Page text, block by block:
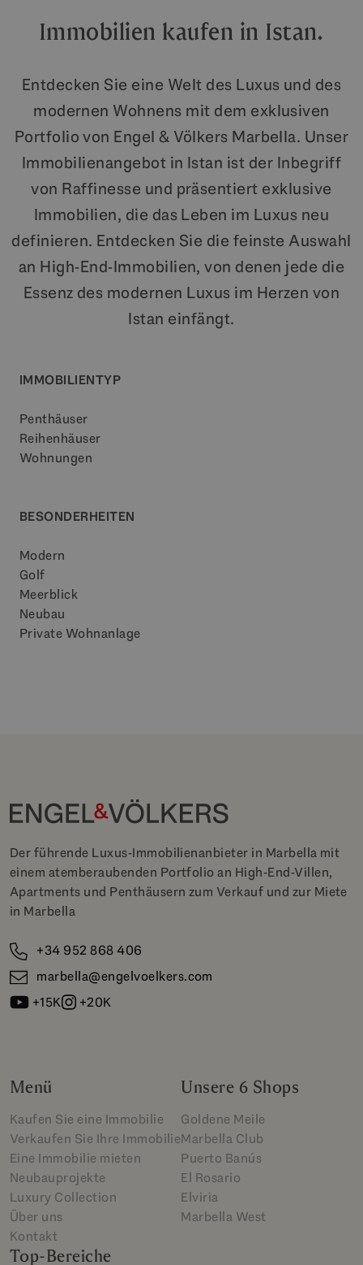
Immobilien kaufen in Istan.
Entdecken Sie eine Welt des Luxus und des
modernen Wohnens mit dem exklusiven
Portfolio von Engel & Völkers Marbella. Unser
Immobilienangebot in Istan ist der Inbegriff
von Raffinesse und präsentiert exklusive
Immobilien, die das Leben im Luxus neu
definieren. Entdecken Sie die feinste Auswahl
an High-End-Immobilien, von denen jede die
Essenz des modernen Luxus im Herzen von
Istan einfängt.
IMMOBILIENTYP
Penthäuser
Reihenhäuser
Wohnungen
BESONDERHEITEN
Modern
Golf
Meerblick
Neubau
Private Wohnanlage
Der führende Luxus-Immobilienanbieter in Marbella mit
einem atemberaubenden Portfolio an High-End-Villen,
Apartments und Penthäusern zum Verkauf und zur Miete
in Marbella
+34 952 868 406
marbella@engelvoelkers.com
+15K
+20K
Menü
Kaufen Sie eine Immobilie
Verkaufen Sie Ihre Immobilie
Eine Immobilie mieten
Neubauprojekte
Luxury Collection
Über uns
Kontakt
Unsere 6 Shops
Goldene Meile
Marbella Club
Puerto Banús
El Rosario
Elviria
Marbella West
Top-Bereiche